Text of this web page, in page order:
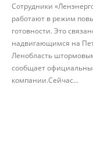
Сотрудники
работают в режим
готовности. Это
надвигающимся на
Ленобласть
сообщает
компании.Сейчас...